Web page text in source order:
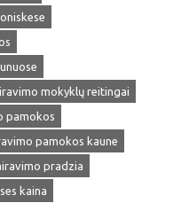
mokyklų reitingai
pamokos
pamokos kaune
pradzia
kaina